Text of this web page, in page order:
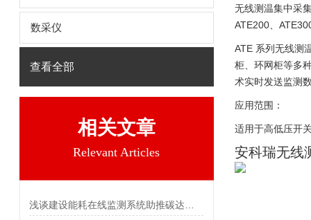
数采仪
查看全部
相关文章
Relevant Articles
无线测温集中采
ATE200、
ATE 系列无线测
柜、环网柜等多
术实时发送监测
应用范围：
适用于高低压开
安科瑞无线